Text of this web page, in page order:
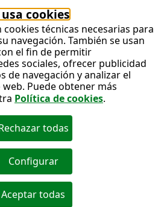
cookies
cookies técnicas necesarias para
navegación. También se usan
el fin de permitir
sociales, ofrecer publicidad
de navegación y analizar el
Puede obtener más
Política de cookies.